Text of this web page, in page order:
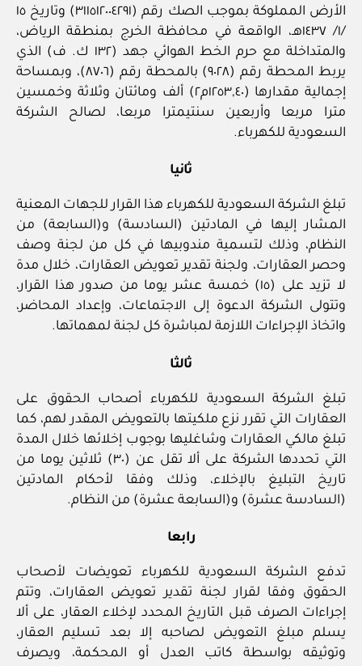
الأرض المملوكة بموجب الصك رقم (٣١١٥١٢٠٠٤٢٩١) وتاريخ ١٥
/١/ ١٤٣٧هـ، الواقعة في محافظة الخرج بمنطقة الرياض،
والمتداخلة مع حرم الخط الهوائي جهد (١٣٢ ك. ف) الذي
يربط المحطة رقم (٩٠٢٨) بالمحطة رقم (٨٧٠٦)، وبمساحة
إجمالية مقدارها (١٢٥٣,٤٠م٢) ألف ومائتان وثلاثة وخمسين
مترا مربعا وأربعين سنتيمترا مربعا، لصالح الشركة
السعودية للكهرباء.
ثانيا
تبلغ الشركة السعودية للكهرباء هذا القرار للجهات المعنية
المشار إليها في المادتين (السادسة) و(السابعة) من
النظام، وذلك لتسمية مندوبيها في كل من لجنة وصف
وحصر العقارات، ولجنة تقدير تعويض العقارات، خلال مدة
لا تزيد على (١٥) خمسة عشر يوما من صدور هذا القرار،
وتتولى الشركة الدعوة إلى الاجتماعات، وإعداد المحاضر،
واتخاذ الإجراءات اللازمة لمباشرة كل لجنة لمهماتها.
ثالثا
تبلغ الشركة السعودية للكهرباء أصحاب الحقوق على
العقارات التي تقرر نزع ملكيتها بالتعويض المقدر لهم، كما
تبلغ مالكي العقارات وشاغليها بوجوب إخلائها خلال المدة
التي تحددها الشركة على ألا تقل عن (٣٠) ثلاثين يوما من
تاريخ التبليغ بالإخلاء، وذلك وفقا لأحكام المادتين
(السادسة عشرة) و(السابعة عشرة) من النظام.
رابعا
تدفع الشركة السعودية للكهرباء تعويضات لأصحاب
الحقوق وفقا لقرار لجنة تقدير تعويض العقارات، وتتم
إجراءات الصرف قبل التاريخ المحدد لإخلاء العقار، على ألا
يسلم مبلغ التعويض لصاحبه إلا بعد تسليم العقار،
وتوثيقه بواسطة كاتب العدل أو المحكمة، ويصرف